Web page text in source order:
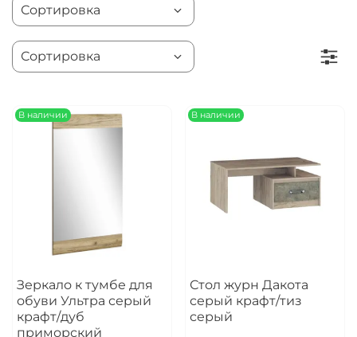
В наличии
Зеркало к тумбе для
обуви Ультра серый
крафт/дуб
приморский
В наличии
Стол журн Дакота
серый крафт/тиз
серый
Добавляйте товары
Оплачивайте сегодня только
списыватьсяс вашей карты
по25 каждые 2 недели